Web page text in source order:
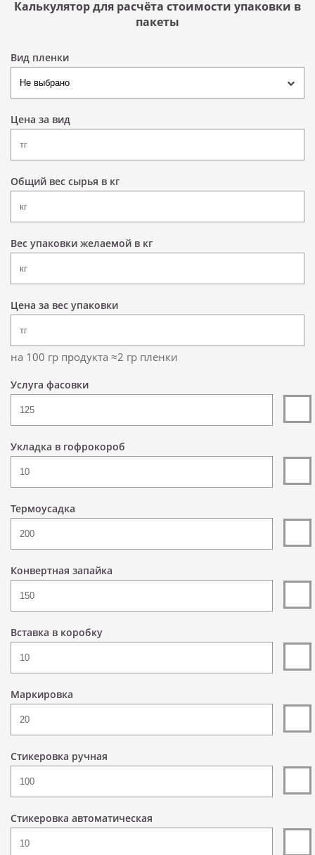
Калькулятор для расчёта стоимости упаковки в
пакеты
Вид пленки
Цена за вид
Общий вес сырья в кг
Вес упаковки желаемой в кг
Цена за вес упаковки
на 100 гр продукта ≈2 гр пленки
Услуга фасовки
Укладка в гофрокороб
Термоусадка
Конвертная запайка
Вставка в коробку
Маркировка
Стикеровка ручная
Стикеровка автоматическая